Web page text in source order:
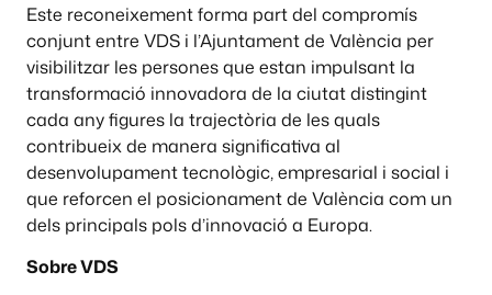
Este reconeixement forma part del compromís
conjunt entre VDS i l’Ajuntament de València per
visibilitzar les persones que estan impulsant la
transformació innovadora de la ciutat distingint
cada any figures la trajectòria de les quals
contribueix de manera significativa al
desenvolupament tecnològic, empresarial i social i
que reforcen el posicionament de València com un
dels principals pols d’innovació a Europa.
Sobre VDS